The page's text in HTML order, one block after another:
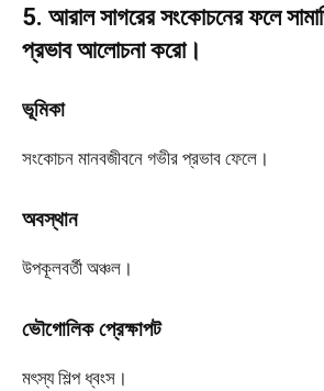
5. আরাল সাগরের সংকোচনের ফলে
প্রভাব আলোচনা করো।
ভূমিকা
সংকোচন মানবজীবনে গভীর প্রভাব ফেলে।
অবস্থান
উপকূলবর্তী অঞ্চল।
ভৌগোলিক প্রেক্ষাপট
মৎস্য শিল্প ধ্বংস।